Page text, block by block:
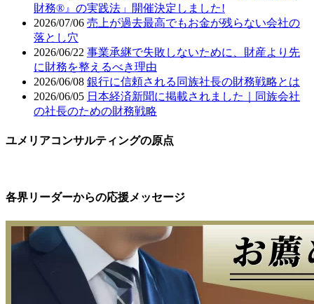
財務®』の実践法」開催決定しました!
2026/07/06 売上が過去最高でもお金が残らない会社の
落とし穴
2026/06/22 事業承継で失敗しないために、財産より先
に財務を整えるべき理由
2026/06/08 銀行に信頼される同族社長の財務戦略とは
2026/06/05 日本経済新聞に掲載されました｜同族会社
の社長のための財務戦略
ユメリアコンサルティングの原点
各界リーダーからの応援メッセージ